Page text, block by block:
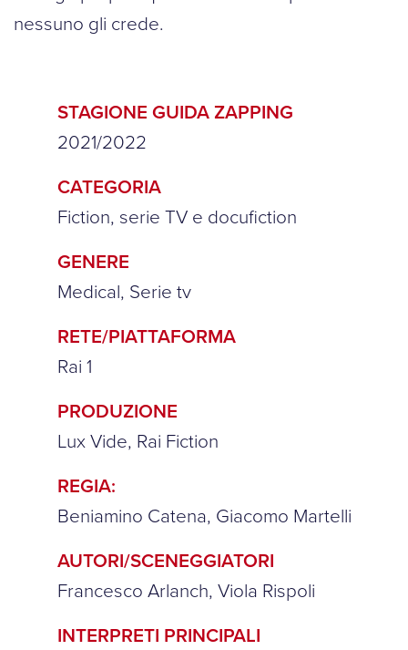
nessuno gli crede.
STAGIONE GUIDA ZAPPING
2021/2022
CATEGORIA
Fiction, serie TV e docufiction
GENERE
Medical, Serie tv
RETE/PIATTAFORMA
Rai 1
PRODUZIONE
Lux Vide, Rai Fiction
REGIA:
Beniamino Catena, Giacomo Martelli
AUTORI/SCENEGGIATORI
Francesco Arlanch, Viola Rispoli
INTERPRETI PRINCIPALI